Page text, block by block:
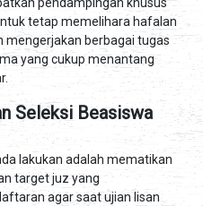
pendampingan khusus
tetap memelihara hafalan
mengerjakan berbagai tugas
yang cukup menantang
Seleksi Beasiswa
lakukan adalah mematikan
target juz yang
agar saat ujian lisan